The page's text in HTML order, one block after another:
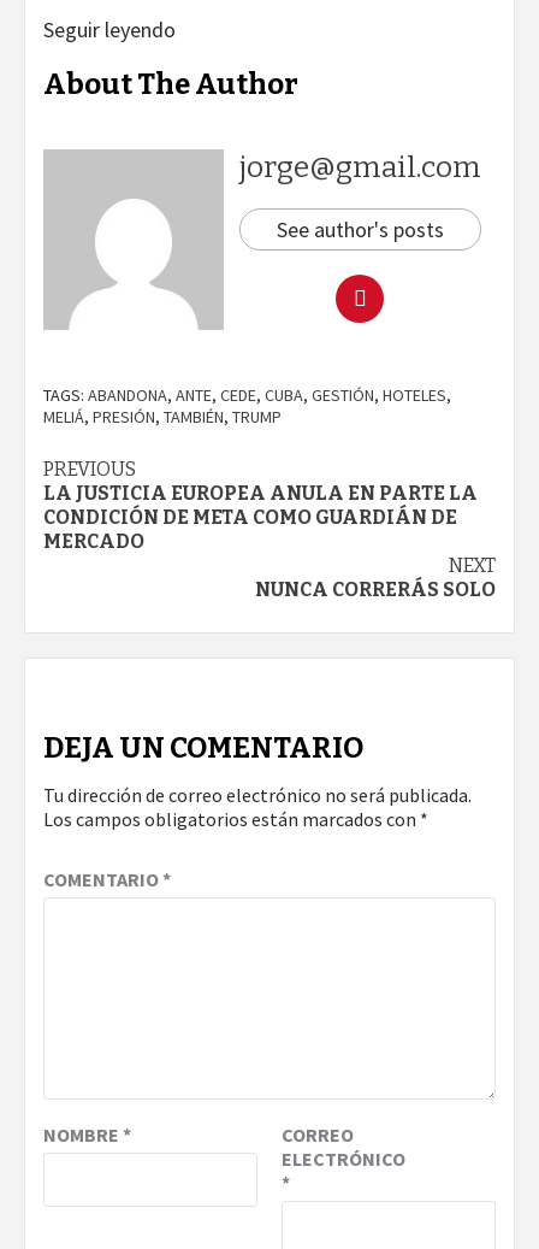
Seguir leyendo
About The Author
jorge@gmail.com
See author's posts
TAGS: ABANDONA, ANTE, CEDE, CUBA, GESTIÓN, HOTELES,
MELIÁ, PRESIÓN, TAMBIÉN, TRUMP
Continue
Reading
PREVIOUS
LA JUSTICIA EUROPEA ANULA EN PARTE LA
CONDICIÓN DE META COMO GUARDIÁN DE
MERCADO
NEXT
NUNCA CORRERÁS SOLO
DEJA UN COMENTARIO
Tu dirección de correo electrónico no será publicada.
Los campos obligatorios están marcados con *
COMENTARIO*
NOMBRE *
CORREO
ELECTRÓNICO
*